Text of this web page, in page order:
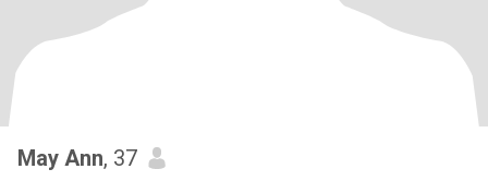
May Ann, 37